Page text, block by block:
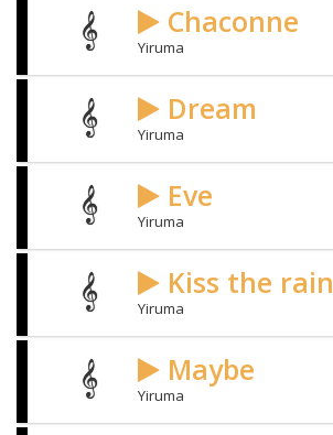
Chaconne
Yiruma
Dream
Yiruma
Eve
Yiruma
Kiss the rain
Yiruma
Maybe
Yiruma